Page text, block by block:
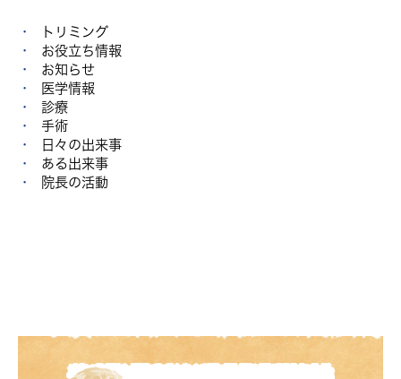
トリミング
お役立ち情報
お知らせ
医学情報
診療
手術
日々の出来事
ある出来事
院長の活動